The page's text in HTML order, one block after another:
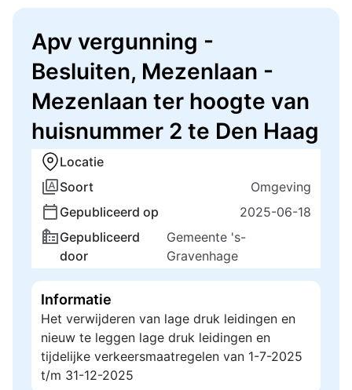
Apv vergunning -
Besluiten, Mezenlaan -
Mezenlaan ter hoogte van
huisnummer 2 te Den Haag
Locatie
Soort
Omgeving
Gepubliceerd op
2025-06-18
Gepubliceerd
door
Gemeente 's-
Gravenhage
Informatie
Het verwijderen van lage druk leidingen en
nieuw te leggen lage druk leidingen en
tijdelijke verkeersmaatregelen van 1-7-2025
t/m 31-12-2025